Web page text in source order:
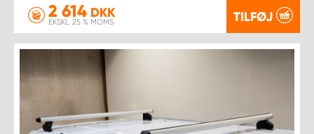
2 614 DKK
EKSKL. 25 % MOMS TILFØJ